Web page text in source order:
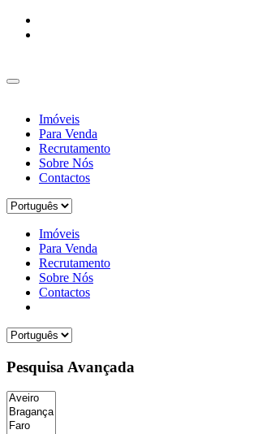
Imóveis
Para Venda
Recrutamento
Sobre Nós
Contactos
Imóveis
Para Venda
Recrutamento
Sobre Nós
Contactos
Pesquisa Avançada